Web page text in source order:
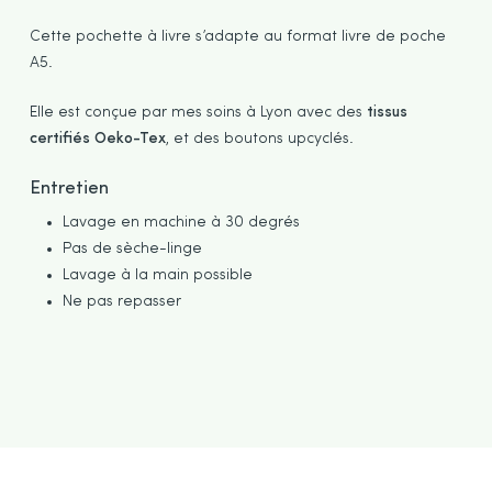
Cette pochette à livre s’adapte au format livre de poche
A5.
Elle est conçue par mes soins à Lyon avec des tissus
certifiés Oeko-Tex, et des boutons upcyclés.
Entretien
Lavage en machine à 30 degrés
Pas de sèche-linge
Lavage à la main possible
Ne pas repasser